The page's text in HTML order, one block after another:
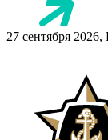
27 сентября 2026,